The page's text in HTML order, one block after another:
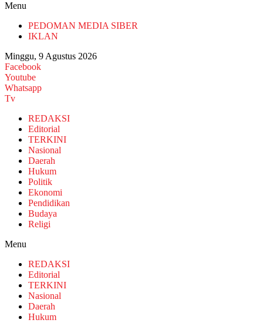
Menu
PEDOMAN MEDIA SIBER
IKLAN
Minggu, 9 Agustus 2026
Facebook
Youtube
Whatsapp
Tv
REDAKSI
Editorial
TERKINI
Nasional
Daerah
Hukum
Politik
Ekonomi
Pendidikan
Budaya
Religi
Menu
REDAKSI
Editorial
TERKINI
Nasional
Daerah
Hukum